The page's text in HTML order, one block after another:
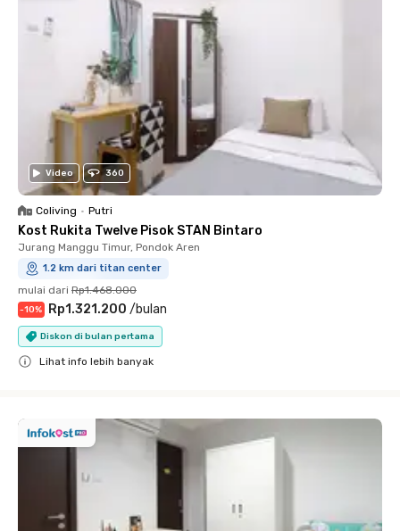
Video 360
Coliving • Putri
Kost Rukita Twelve Pisok STAN Bintaro
Jurang Manggu Timur, Pondok Aren
1.2 km dari titan center
mulai dari Rp1.468.000
-10% Rp1.321.200 /bulan
Diskon di bulan pertama
Lihat info lebih banyak